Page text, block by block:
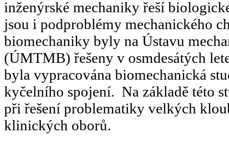
inženýrské mechaniky řeší
jsou i podproblémy mechanického
biomechaniky byly na Ústavu
(ÚMTMB) řešeny v osmdesátých
byla vypracována biomechanická
kyčelního spojení. Na základě této
při řešení problematiky velkých
klinických oborů.